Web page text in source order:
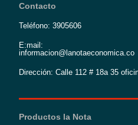
Contacto
Teléfono: 3905606
E:mail:
informacion@lanotaeconomica.co
Dirección: Calle 112 # 18a 35
Productos la Nota